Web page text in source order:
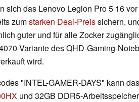
sich das Lenovo Legion Pro 5 16 vor
zumstarken Deal-Preissichern,
guter und für alle Zocker
Variante des QHD-Gaming-
wird.
"INTEL-GAMER-DAYS" kann
und 32GB DDR5-